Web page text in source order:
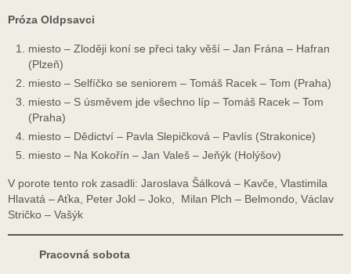
Próza Oldpsavci
miesto – Zloději koní se přeci taky věší – Jan Frána – Hafran
(Plzeň)
miesto – Selfíčko se seniorem – Tomáš Racek – Tom (Praha)
miesto – S úsměvem jde všechno líp – Tomáš Racek – Tom
(Praha)
miesto – Dědictví – Pavla Slepičková – Pavlís (Strakonice)
miesto – Na Kokořín – Jan Valeš – Jeňýk (Holýšov)
V porote tento rok zasadli: Jaroslava Šálková – Kavče, Vlastimila
Hlavatá – Aťka, Peter Jokl – Joko, Milan Plch – Belmondo, Václav
Stričko – Vašýk
Pracovná sobota